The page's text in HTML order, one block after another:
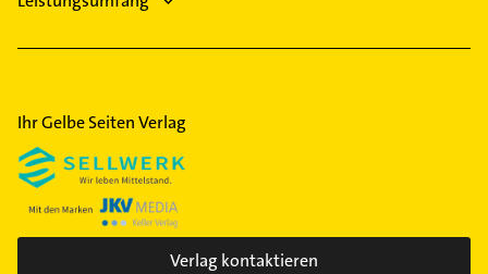
Ihr Gelbe Seiten Verlag
Verlag kontaktieren